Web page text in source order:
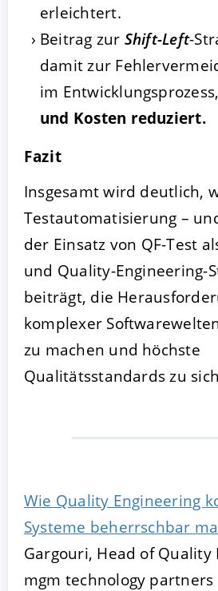
erleichtert.
Beitrag zur Shift-Left-
damit zur
im
und Kosten reduziert.
Fazit
Insgesamt wird deutlich,
Testautomatisierung –
der Einsatz von QF-Test
und Quality-Engineering-
beiträgt, die
komplexer
zu machen und höchste
Qualitätsstandards zu
Wie Quality Engineering
Systeme beherrschbar
Gargouri, Head of Quality
mgm technology partners